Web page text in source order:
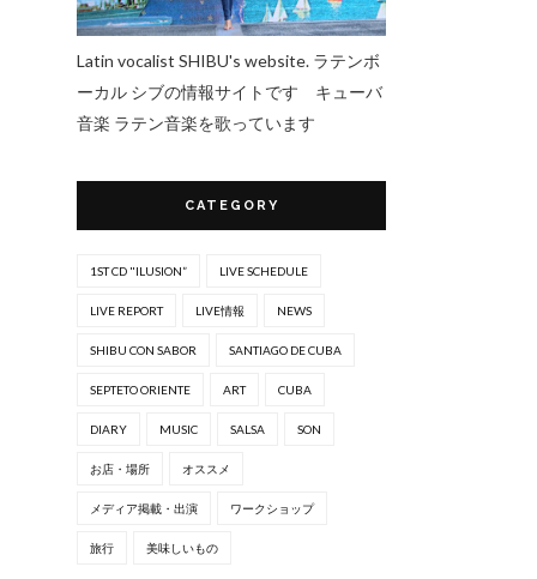
Latin vocalist SHIBU's website. ラテンボ
ーカル シブの情報サイトです キューバ
音楽 ラテン音楽を歌っています
CATEGORY
1ST CD "ILUSION” LIVE SCHEDULE
LIVE REPORT LIVE情報 NEWS
SHIBU CON SABOR SANTIAGO DE CUBA
SEPTETO ORIENTE ART CUBA
DIARY MUSIC SALSA SON
お店・場所 オススメ
メディア掲載・出演 ワークショップ
旅行 美味しいもの